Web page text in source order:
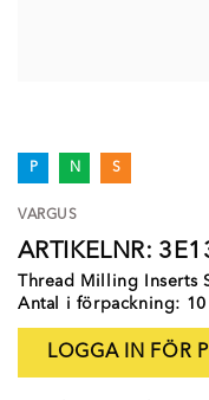
P N S
VARGUS
ARTIKELNR:
Thread Milling Inserts
Antal i förpackning: 10
LOGGA IN FÖR